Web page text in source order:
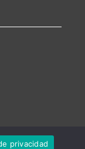
privacidad